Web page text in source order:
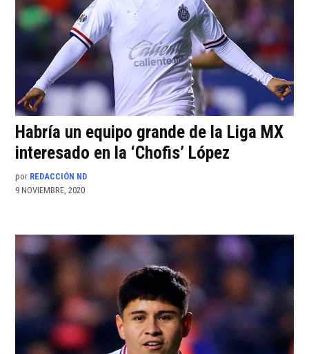
Habría un equipo grande de la Liga MX
interesado en la ‘Chofis’ López
por REDACCIÓN ND
9 NOVIEMBRE, 2020